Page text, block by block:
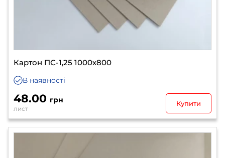
Картон ПС-1,25 1000х800
В наявності
48.00 грн
лист
Купити